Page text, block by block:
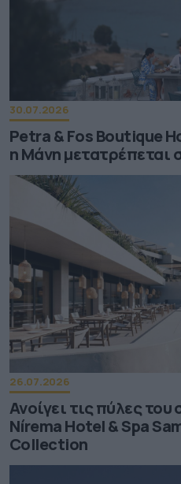
30.07.2026
Petra & Fos Boutique
η Μάνη μετατρέπεται
26.07.2026
Ανοίγει τις πύλες
Nírema Hotel & Spa
Collection